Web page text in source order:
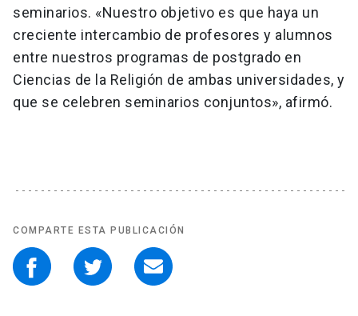
seminarios. «Nuestro objetivo es que haya un
creciente intercambio de profesores y alumnos
entre nuestros programas de postgrado en
Ciencias de la Religión de ambas universidades, y
que se celebren seminarios conjuntos», afirmó.
COMPARTE ESTA PUBLICACIÓN